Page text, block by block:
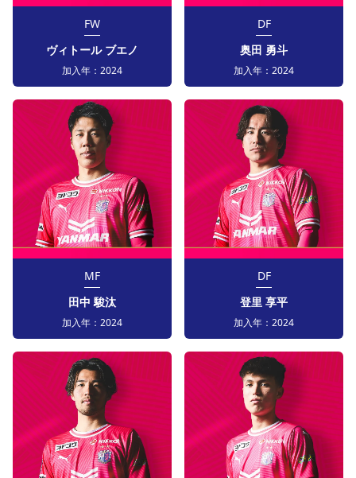
FW
ヴィトール ブエノ
加入年： 2024
DF
奥田 勇斗
加入年： 2024
MF
田中 駿汰
加入年： 2024
DF
登里 享平
加入年： 2024